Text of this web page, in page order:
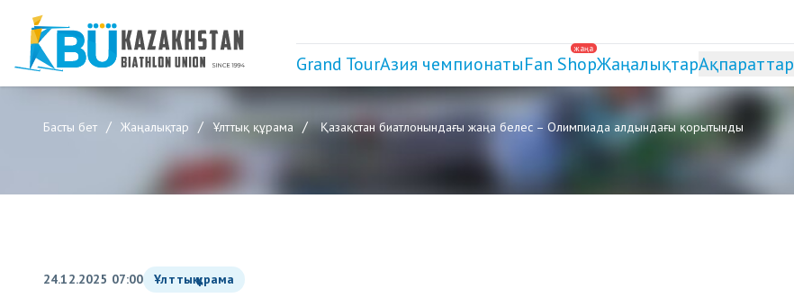
Grand TourАзия чемпионаты
жаңа
Fan ShopЖаңалықтарАқпараттар
Басты бет Жаңалықтар Ұлттық құрама Қазақстан биатлонындағы жаңа белес – Олимпиада алдындағы қорытынды
24.12.2025 07:00 Ұлттық құрама